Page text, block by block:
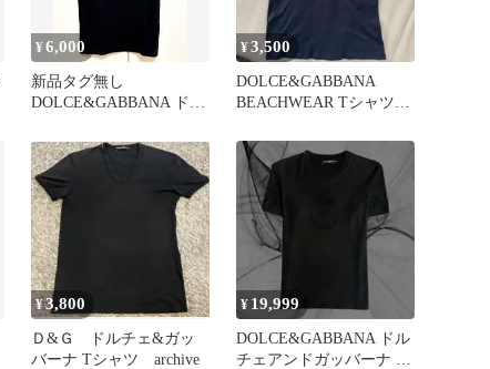
¥6,000
新品タグ無し
DOLCE&GABBANA ドル
品
¥3,500
DOLCE&GABBANA
BEACHWEAR Tシャツ
¥3,800
Ｄ&Ｇ ドルチェ&ガッ
バーナ Tシャツ archive
¥ 19,999
DOLCE&GABBANA ドル
チェアンドガッバーナ T